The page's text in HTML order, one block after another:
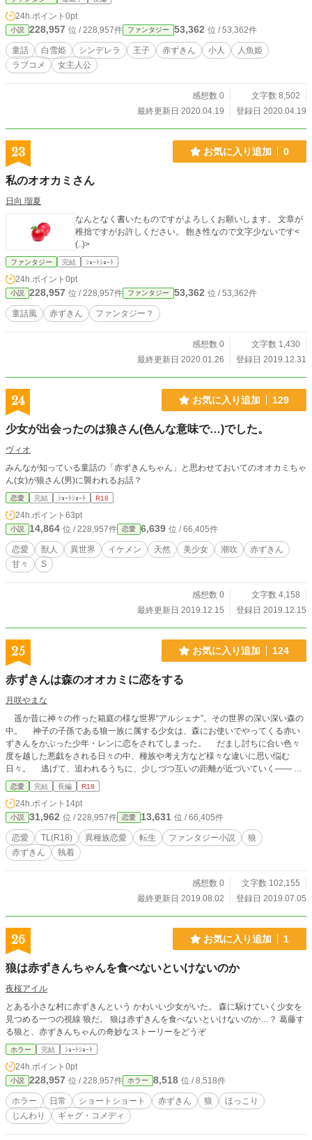
物語。
24h.ポイント 0pt
小説 228,957 位 / 228,957件 ファンタジー 53,362 位 / 53,362件
童話 白雪姫 シンデレラ 王子 赤ずきん 小人
人魚姫
ラブコメ
女主人公
感想数 0
文字数 8,502
最終更新日 2020.04.19
登録日 2020.04.19
23 お気に入り追加 0
私のオオカミさん
日向 瑠夏
なんとなく書いたものですがよろしくお願いします。 文章が
稚拙ですがお許しください。 飽き性なので文字少ないです<
(..)>
ファンタジー 完結 ｼｮｰﾄｼｮｰﾄ
24h.ポイント 0pt
小説 228,957 位 / 228,957件 ファンタジー 53,362 位 / 53,362件
童話風 赤ずきん ファンタジー？
感想数 0
文字数 1,430
最終更新日 2020.01.26
登録日 2019.12.31
24 お気に入り追加 129
少女が出会ったのは狼さん(色んな意味で…)でした。
ヴィオ
みんなが知っている童話の「赤ずきんちゃん」と思わせておいてのオオカミちゃ
ん(女)が狼さん(男)に襲われるお話？
恋愛 完結 ｼｮｰﾄｼｮｰﾄ R18
24h.ポイント 63pt
小説 14,864 位 / 228,957件 恋愛 6,639 位 / 66,405件
恋愛 獣人 異世界 イケメン 天然 美少女 潮吹
赤ずきん
甘々
S
感想数 0
文字数 4,158
最終更新日 2019.12.15
登録日 2019.12.15
25 お気に入り追加 124
赤ずきんは森のオオカミに恋をする
月咲やまな
遥か昔に神々の作った箱庭の様な世界“アルシェナ”。その世界の深い深い森の
中。 神子の子孫である狼一族に属する少女は、森にお使いでやってくる赤い
ずきんをかぶった少年・レンに恋をされてしまった。 だまし討ちに合い色々
度を越した悪戯をされる日々の中、種族や考え方など様々な違いに思い悩む
日々。 逃げて、追われるうちに、少しづつ互いの距離が近づいていく——
○執着系・溺愛・異種族恋愛・プチ逃走モノ。童話の“赤ずきん”を少しだけモチ
ーフにして書いています。 【R18】作品ですのでご注意下さい。 【関連作品】
黒猫のイレイラ 騎士団長は恋と忠義が区別できない 完結済作品の短編集
『童話に対して思うこと…作品ミックス・一話完結・レン×狼さんの場合』 ※タ
イトル変更しました。変更前は【赤ずきんは森の少女に恋をする】です。
恋愛 完結 長編 R18
24h.ポイント 14pt
小説 31,962 位 / 228,957件 恋愛 13,631 位 / 66,405件
恋愛 TL(R18) 異種族恋愛 転生 ファンタジー小説
狼
赤ずきん
執着
感想数 0
文字数 102,155
最終更新日 2019.08.02
登録日 2019.07.05
26 お気に入り追加 1
狼は赤ずきんちゃんを食べないといけないのか
夜桜アイル
とある小さな村に赤ずきんという かわいい少女がいた。 森に駆けていく少女を
見つめる一つの視線 狼だ。 狼は赤ずきんを食べないといけないのか…？ 葛藤す
る狼と、赤ずきんちゃんの奇妙なストーリーをどうぞ
ホラー 完結 ｼｮｰﾄｼｮｰﾄ
24h.ポイント 0pt
小説 228,957 位 / 228,957件 ホラー 8,518 位 / 8,518件
ホラー 日常 ショートショート 赤ずきん 狼
ほっこり
じんわり
ギャグ・コメディ